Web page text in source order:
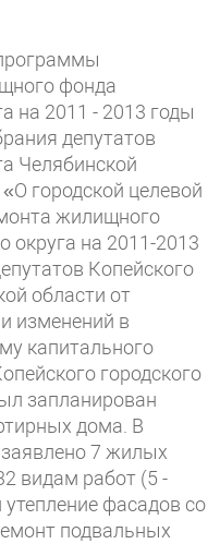
фонда
на 2011 - 2013 годы
депутатов
Челябинской
городской целевой
жилищного
округа на 2011-2013
Копейского
области от
изменений в
капитального
городского
запланирован
дома. В
заявлено 7 жилых
видам работ (5 -
фасадов со
подвальных